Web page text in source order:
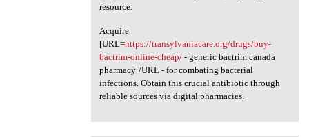
resource.
Acquire
[URL=https://transylvaniacare.org/drugs/buy-
bactrim-online-cheap/- generic bactrim canada
pharmacy[/URL - for combating bacterial
infections. Obtain this crucial antibiotic through
reliable sources via digital pharmacies.